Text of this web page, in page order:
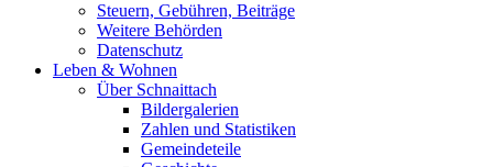
Steuern, Gebühren, Beiträge
Weitere Behörden
Datenschutz
Leben & Wohnen
Über Schnaittach
Bildergalerien
Zahlen und Statistiken
Gemeindeteile